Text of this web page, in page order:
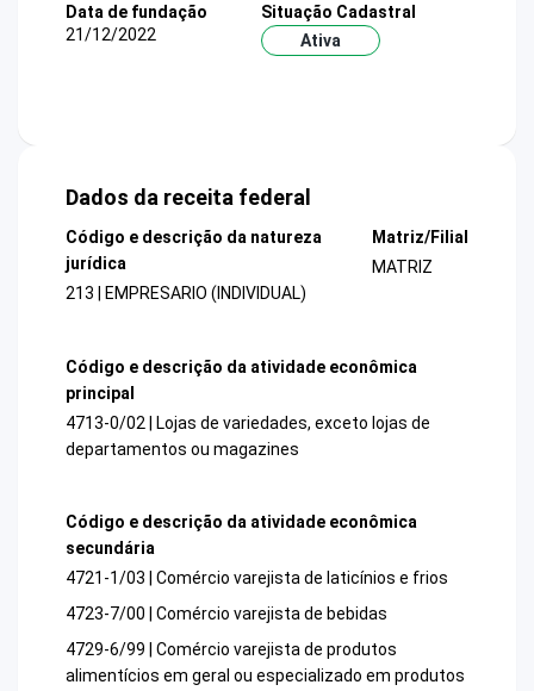
Data de fundação
21/12/2022
Situação Cadastral
Ativa
Dados da receita federal
Código e descrição da natureza
jurídica
213 | EMPRESARIO (INDIVIDUAL)
Matriz/Filial
MATRIZ
Código e descrição da atividade econômica
principal
4713-0/02 | Lojas de variedades, exceto lojas de
departamentos ou magazines
Código e descrição da atividade econômica
secundária
4721-1/03 | Comércio varejista de laticínios e frios
4723-7/00 | Comércio varejista de bebidas
4729-6/99 | Comércio varejista de produtos
alimentícios em geral ou especializado em produtos